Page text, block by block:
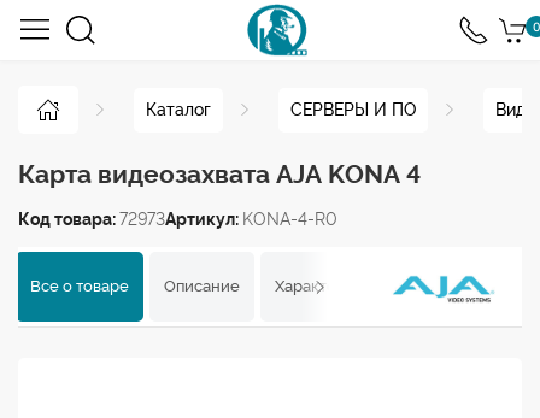
0
Каталог СЕРВЕРЫ И ПО
Карта видеозахвата AJA KONA 4
Код товара:72973Артикул: KONA-4-R0
Все о товаре Описание Характеристики Отзывы